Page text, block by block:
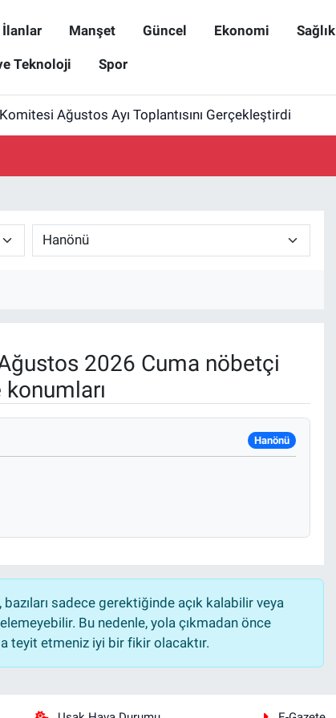
İlanlar Manşet Güncel Ekonomi Sağlık
Teknoloji Spor
Ağustos Ayı Toplantısını Gerçekleştirdi
2026 Cuma nöbetçi
Hanönü
sadece gerektiğinde açık kalabilir veya
Bu nedenle, yola çıkmadan önce
teyit etmeniz iyi bir fikir olacaktır.